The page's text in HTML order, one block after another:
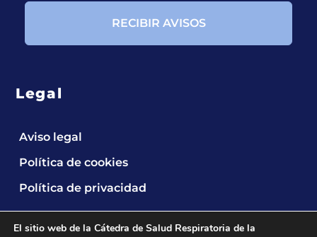
Legal
Aviso legal
Política de cookies
Política de privacidad
El sitio web de la Cátedra de Salud Respiratoria de la